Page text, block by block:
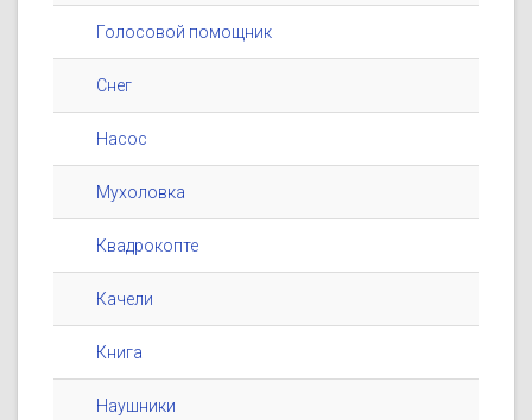
Голосовой помощник
Снег
Насос
Мухоловка
Квадрокопте
Качели
Книга
Наушники